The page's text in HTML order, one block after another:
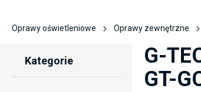
Oprawy oświetleniowe Oprawy zewnętrzne
Kategorie
G-
GT-